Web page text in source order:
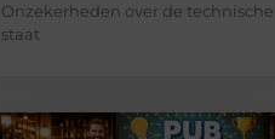
Onzekerheden over de technische
staat